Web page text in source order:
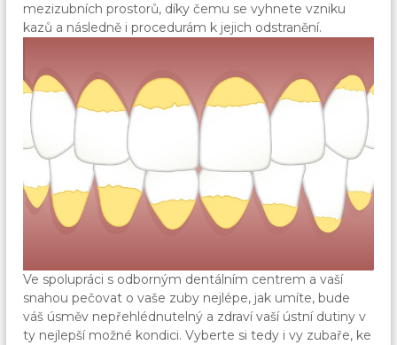
mezizubních prostorů, díky čemu se vyhnete vzniku
kazů a následně i procedurám k jejich odstranění.
Ve spolupráci s odborným dentálním centrem a vaší
snahou pečovat o vaše zuby nejlépe, jak umíte, bude
váš úsměv nepřehlédnutelný a zdraví vaší ústní dutiny v
ty nejlepší možné kondici. Vyberte si tedy i vy zubaře, ke